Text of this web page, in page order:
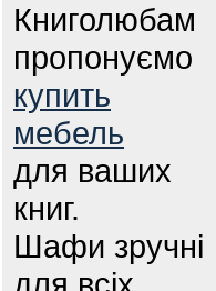
Книголюбам
пропонуємо
купить
мебель
для ваших
книг.
Шафи зручні